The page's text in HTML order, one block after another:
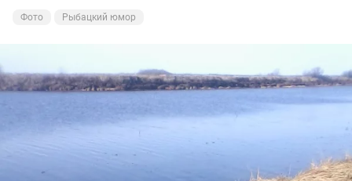
Фото Рыбацкий юмор